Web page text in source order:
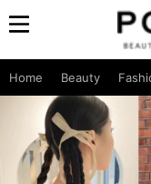
Home Beauty